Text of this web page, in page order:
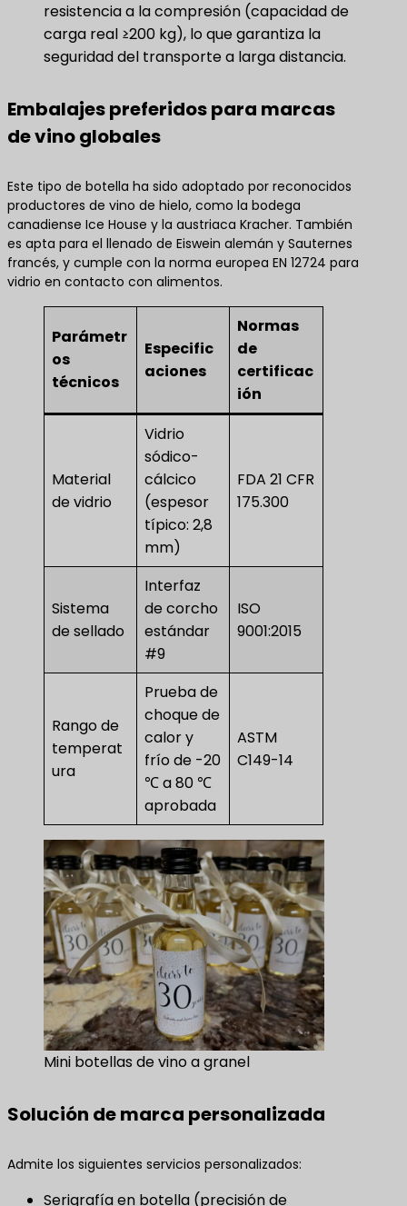
resistencia a la compresión (capacidad de
carga real ≥200 kg), lo que garantiza la
seguridad del transporte a larga distancia.
Embalajes preferidos para marcas
de vino globales
Este tipo de botella ha sido adoptado por reconocidos
productores de vino de hielo, como la bodega
canadiense Ice House y la austriaca Kracher. También
es apta para el llenado de Eiswein alemán y Sauternes
francés, y cumple con la norma europea EN 12724 para
vidrio en contacto con alimentos.
Parámetr
os
técnicos
Especific
aciones
Normas
de
certificac
ión
Material
de vidrio
Vidrio
sódico-
cálcico
(espesor
típico: 2,8
mm)
FDA 21 CFR
175.300
Sistema
de sellado
Interfaz
de corcho
estándar
#9
ISO
9001:2015
Rango de
temperat
ura
Prueba de
choque de
calor y
frío de -20
℃ a 80 ℃
aprobada
ASTM
C149-14
Mini botellas de vino a granel
Solución de marca personalizada
Admite los siguientes servicios personalizados:
Serigrafía en botella (precisión de